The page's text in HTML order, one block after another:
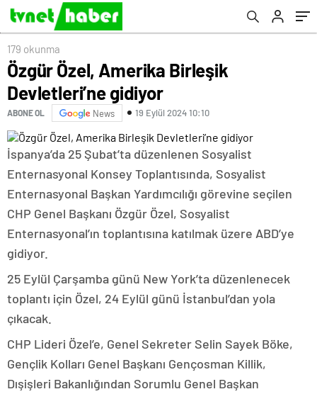
179 okunma
Özgür Özel, Amerika Birleşik
Devletleri’ne gidiyor
ABONE OL News 19 Eylül 2024 10:10
İspanya’da 25 Şubat’ta düzenlenen Sosyalist
Enternasyonal Konsey Toplantısında, Sosyalist
Enternasyonal Başkan Yardımcılığı görevine seçilen
CHP Genel Başkanı Özgür Özel, Sosyalist
Enternasyonal’ın toplantısına katılmak üzere ABD’ye
gidiyor.
25 Eylül Çarşamba günü New York’ta düzenlenecek
toplantı için Özel, 24 Eylül günü İstanbul’dan yola
çıkacak.
CHP Lideri Özel’e, Genel Sekreter Selin Sayek Böke,
Gençlik Kolları Genel Başkanı Gençosman Killik,
Dışişleri Bakanlığından Sorumlu Genel Başkan